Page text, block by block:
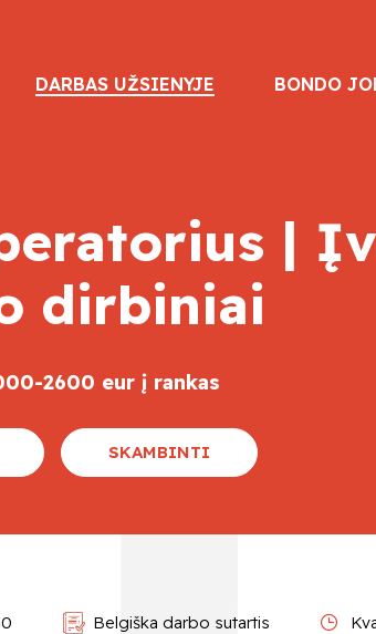
DARBAS UŽSIENYJE BONDO
|
dirbiniai
2600 eur į rankas
SKAMBINTI
Belgiška darbo sutartis